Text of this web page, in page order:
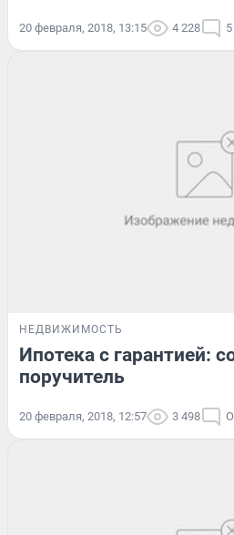
20 февраля, 2018, 13:15 4 228 5
НЕДВИЖИМОСТЬ
Ипотека с гарантией:
поручитель
20 февраля, 2018, 12:57 3 498